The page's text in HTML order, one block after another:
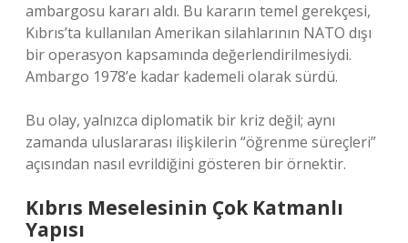
ambargosu kararı aldı. Bu kararın temel gerekçesi,
Kıbrıs’ta kullanılan Amerikan silahlarının NATO dışı
bir operasyon kapsamında değerlendirilmesiydi.
Ambargo 1978’e kadar kademeli olarak sürdü.
Bu olay, yalnızca diplomatik bir kriz değil; aynı
zamanda uluslararası ilişkilerin “öğrenme süreçleri”
açısından nasıl evrildiğini gösteren bir örnektir.
Kıbrıs Meselesinin Çok Katmanlı
Yapısı